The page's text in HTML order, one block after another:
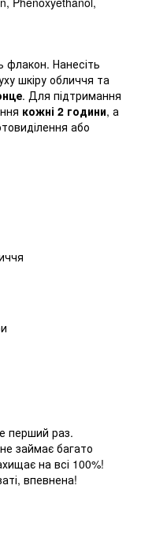
флакон. Нанесіть
шкіру обличчя та
. Для підтримання
кожні 2 години, а
або
перший раз.
займає багато
на всі 100%!
впевнена!